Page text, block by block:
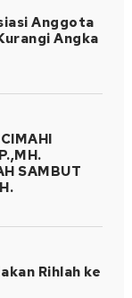
Anggota
Angka
SAMBUT
Rihlah ke